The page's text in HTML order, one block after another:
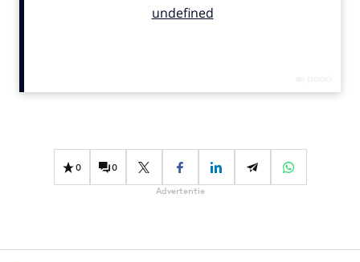
Gedragsverandering
Influencer marketing
Media
0 0
Advertentie